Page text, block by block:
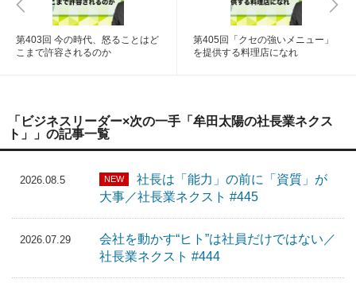
第403回 今の時代、怒ることはど
こまで許容されるのか
第405回「クセの強いメニュー」
を提供する料理店になれ
「ビジネスリーダー×次の一手「牟田太陽の社長業ネクス
ト」」の記事一覧
2026.08.5 NEW
社長は「能力」の前に「資質」が
大事／社長業ネクスト #445
2026.07.29
会社を動かす“ヒト”は社員だけではない／
社長業ネクスト #444